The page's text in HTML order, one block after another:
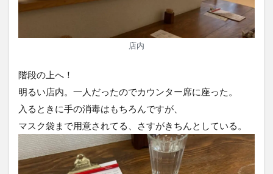
店内
階段の上へ！
明るい店内。一人だったのでカウンター席に座った。
入るときに手の消毒はもちろんですが、
マスク袋まで用意されてる、さすがきちんとしている。